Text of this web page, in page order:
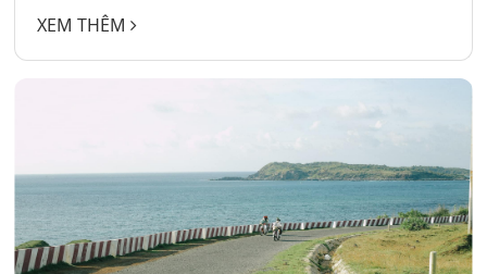
đủ, giúp tận hưởng kỳ nghỉ thoải mái. Chi phí tiết
kiệm hơn khách sạn nếu đi nhóm đông, lại gần
các điểm du lịch nổi tiếng. Trải nghiệm nghỉ
XEM THÊM